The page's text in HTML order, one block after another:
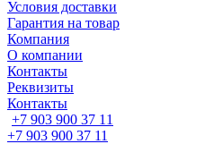
Условия доставки
Гарантия на товар
Компания
О компании
Контакты
Реквизиты
Контакты
+7 903 900 37 11
+7 903 900 37 11